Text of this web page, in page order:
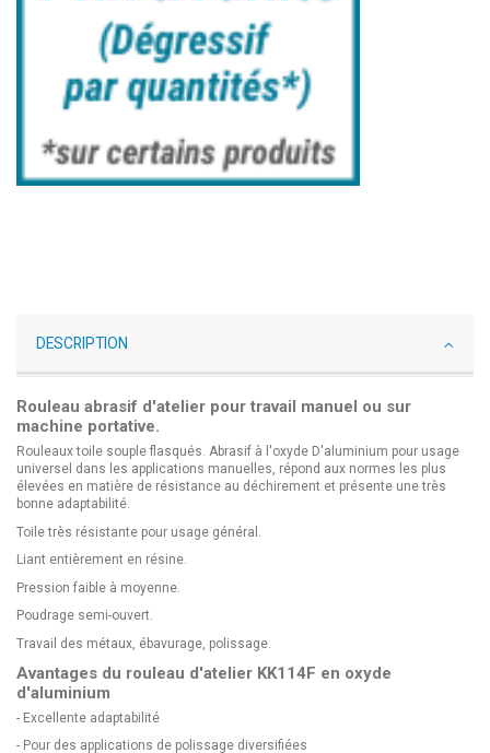
DESCRIPTION
Rouleau abrasif d'atelier pour travail manuel ou sur
machine portative.
Rouleaux toile souple flasqués. Abrasif à l'oxyde D'aluminium pour usage
universel dans les applications manuelles, répond aux normes les plus
élevées en matière de résistance au déchirement et présente une très
bonne adaptabilité.
Toile très résistante pour usage général.
Liant entièrement en résine.
Pression faible à moyenne.
Poudrage semi-ouvert.
Travail des métaux, ébavurage, polissage.
Avantages du rouleau d'atelier KK114F en oxyde
d'aluminium
- Excellente adaptabilité
- Pour des applications de polissage diversifiées